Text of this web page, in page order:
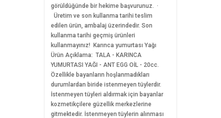
görüldüğünde bir hekime başvurunuz. ·
Üretim ve son kullanma tarihi teslim
edilen ürün, ambalaj üzerindedir. Son
kullanma tarihi geçmiş ürünleri
kullanmayınız! Karınca yumurtası Yağı
Ürün Açıklama: TALA - KARINCA
YUMURTASI YAĞI - ANT EGG OİL - 20cc.
Özellikle bayanların hoşlanmadıkları
durumlardan biride istenmeyen tüylerdir.
İstenmeyen tüyleri aldırmak için bayanlar
kozmetikçilere güzellik merkezlerine
gitmektedir. İstenmeyen tüylerin alınması